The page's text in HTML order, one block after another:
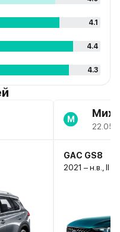
4.1
4.4
4.3
М
GAC GS8
2021 – н.в., II